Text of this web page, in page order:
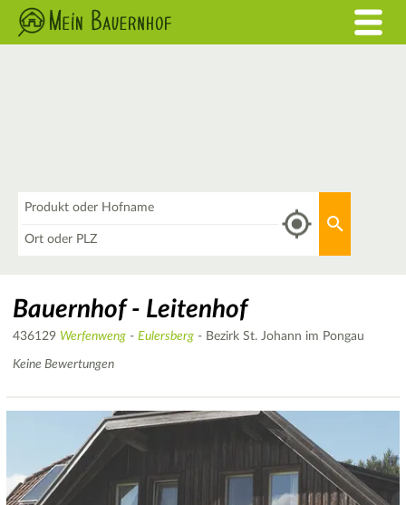
Bauernhof - Leitenhof
436129 Werfenweng - Eulersberg - Bezirk St. Johann im Pongau
Keine Bewertungen